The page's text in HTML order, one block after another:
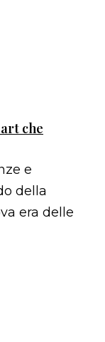
che
e
della
era delle